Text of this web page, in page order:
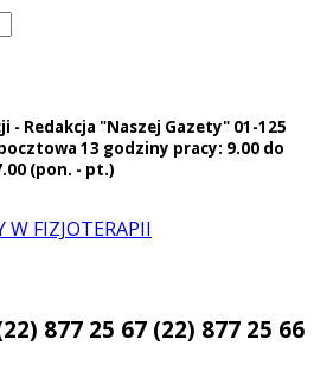
- Redakcja "Naszej Gazety" 01-125
13 godziny pracy: 9.00 do
(pon. - pt.)
877 25 67 (22) 877 25 66